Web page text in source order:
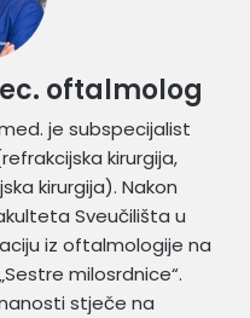
oftalmolog
je subspecijalist
kirurgija,
kirurgija). Nakon
Sveučilišta u
iz oftalmologije na
milosrdnice“.
stječe na